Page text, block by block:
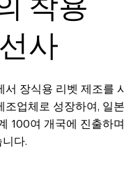
사
서 장식용 리벳 제조를
조업체로 성장하여, 일
100여 개국에 진출하
다.